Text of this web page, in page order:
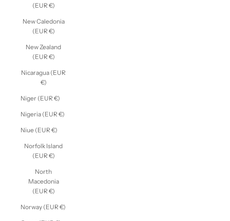
(EUR €)
New Caledonia
(EUR €)
New Zealand
(EUR €)
Nicaragua (EUR
€)
Niger (EUR €)
Nigeria (EUR €)
Niue (EUR €)
Norfolk Island
(EUR €)
North
Macedonia
(EUR €)
Norway (EUR €)